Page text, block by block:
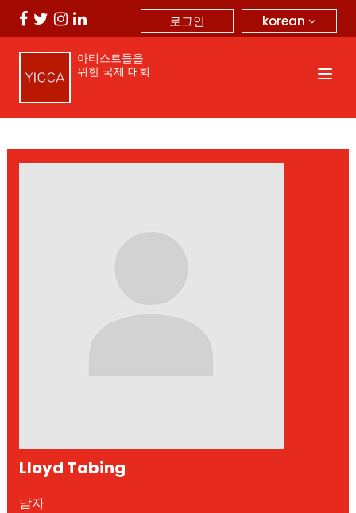
korean
로그인
아티스트들을
위한 국제 대회
Lloyd Tabing
남자